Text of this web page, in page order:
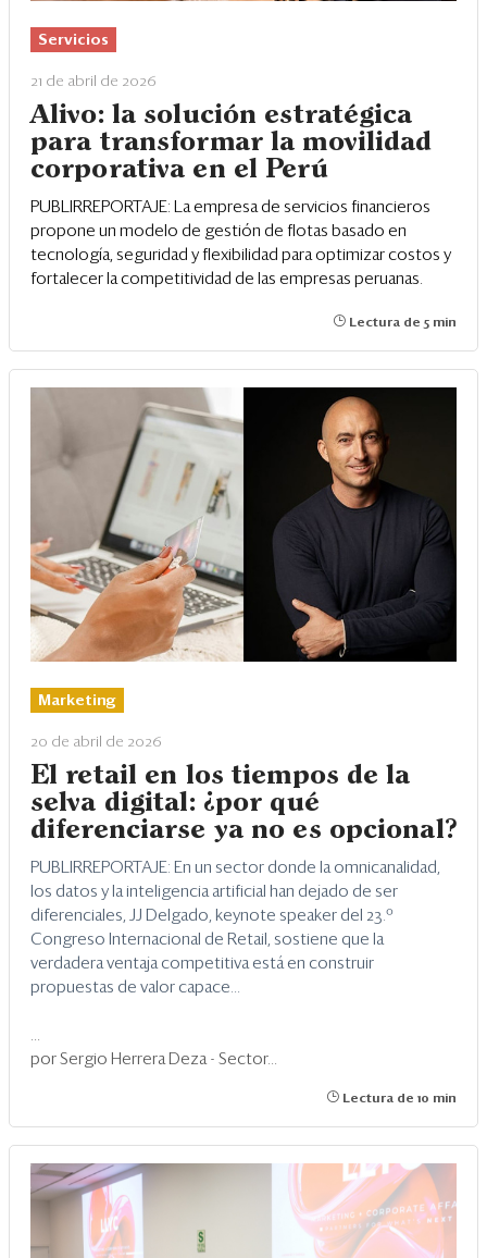
Servicios
21 de abril de 2026
Alivo: la solución estratégica
para transformar la movilidad
corporativa en el Perú
PUBLIRREPORTAJE: La empresa de servicios financieros
propone un modelo de gestión de flotas basado en
tecnología, seguridad y flexibilidad para optimizar costos y
fortalecer la competitividad de las empresas peruanas.
Lectura de 5 min
Marketing
20 de abril de 2026
El retail en los tiempos de la
selva digital: ¿por qué
diferenciarse ya no es opcional?
PUBLIRREPORTAJE: En un sector donde la omnicanalidad,
los datos y la inteligencia artificial han dejado de ser
diferenciales, JJ Delgado, keynote speaker del 23.º
Congreso Internacional de Retail, sostiene que la
verdadera ventaja competitiva está en construir
propuestas de valor capace...
...
por Sergio Herrera Deza - Sector...
Lectura de 10 min